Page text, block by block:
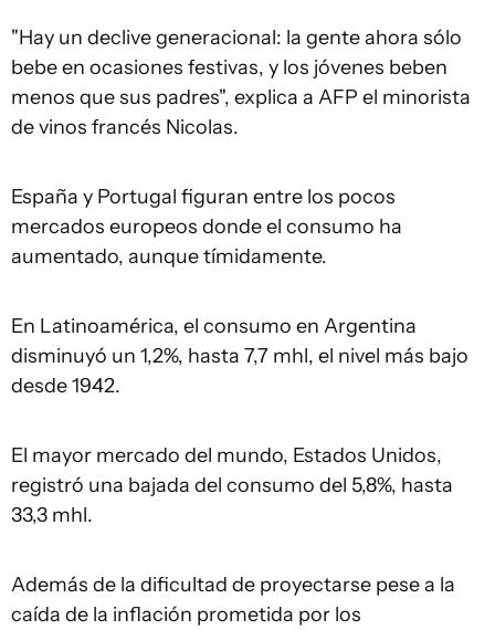
"Hay un declive generacional: la gente ahora sólo
bebe en ocasiones festivas, y los jóvenes beben
menos que sus padres", explica a AFP el minorista
de vinos francés Nicolas.
España y Portugal figuran entre los pocos
mercados europeos donde el consumo ha
aumentado, aunque tímidamente.
En Latinoamérica, el consumo en Argentina
disminuyó un 1,2%, hasta 7,7 mhl, el nivel más bajo
desde 1942.
El mayor mercado del mundo, Estados Unidos,
registró una bajada del consumo del 5,8%, hasta
33,3 mhl.
Además de la dificultad de proyectarse pese a la
caída de la inflación prometida por los